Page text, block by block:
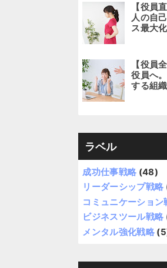
【役員
人の自
ス最大
【役員
役員へ
する組
ラベル
成功仕事戦略 (48)
リーダーシップ戦略
コミュニケーション
ビジネスツール戦略
メンタル強化戦略